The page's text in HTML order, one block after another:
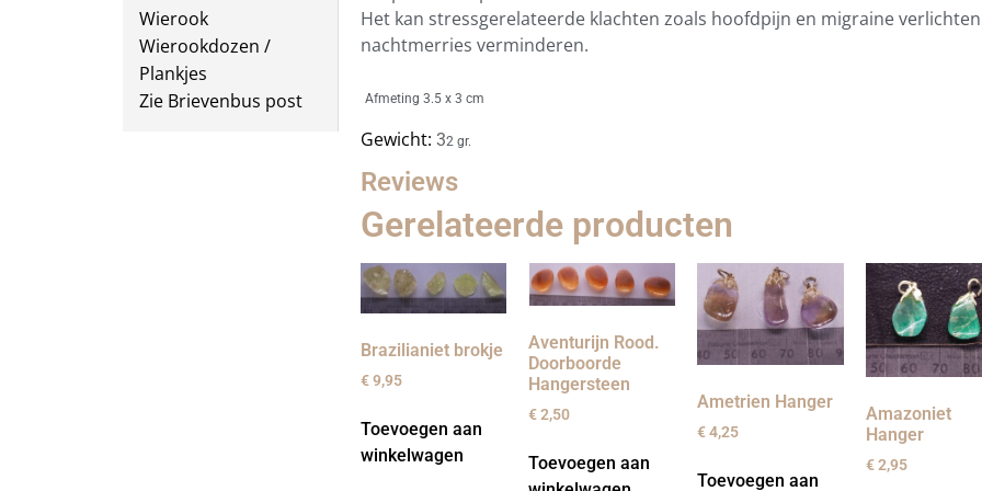
Wierook
Wierookdozen /
Plankjes
Zie Brievenbus post
Het kan stressgerelateerde klachten zoals hoofdpijn en migraine
nachtmerries verminderen.
Afmeting 3.5 x 3 cm
Gewicht: 32 gr.
Reviews
Gerelateerde producten
Brazilianiet brokje
€9,95
Toevoegen aan
winkelwagen
Aventurijn Rood.
Doorboorde
Hangersteen
€2,50
Toevoegen aan
Ametrien Hanger
€4,25
Toevoegen aan
Amazoniet
Hanger
€2,95